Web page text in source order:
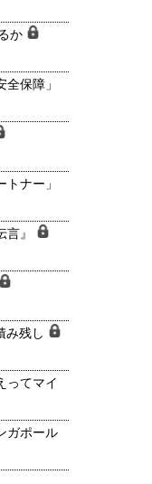
か
保障」
ナー」
言』
み残し
ってマイ
ガポール